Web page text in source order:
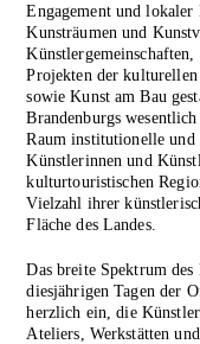
Engagement und
Kunsträumen und
Projekten der
sowie Kunst am Bau
Brandenburgs
Raum institutionelle
Künstlerinnen und
kulturtouristischen
Vielzahl ihrer
Fläche des Landes.
Das breite Spektrum
diesjährigen Tagen der
herzlich ein, die
Ateliers, Werkstätten